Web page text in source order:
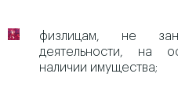
физлицам, не
деятельности, на
наличии имущества;